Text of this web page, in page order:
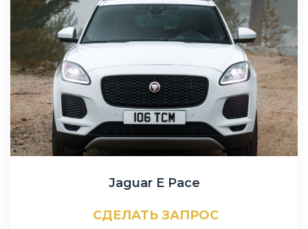
Jaguar E Pace
СДЕЛАТЬ ЗАПРОС